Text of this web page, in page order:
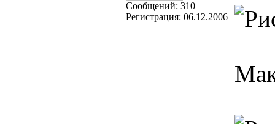
Cообщений: 310
Регистрация: 06.12.2006